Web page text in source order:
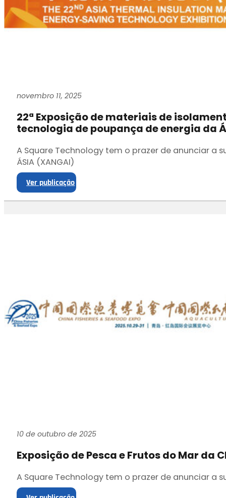
novembro 11, 2025
22ª Exposição de materiais de
tecnologia de poupança de energia da
A Square Technology tem o prazer de anunciar
ÁSIA (XANGAI)
Ver publicação
10 de outubro de 2025
Exposição de Pesca e Frutos do Mar da
A Square Technology tem o prazer de anunciar a